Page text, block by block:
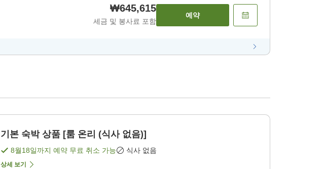
₩645,615
세금 및 봉사료 포함
예약
기본 숙박 상품 [룸 온리 (식사 없음)]
8월18일까지 예약 무료 취소 가능 식사 없음
상세 보기